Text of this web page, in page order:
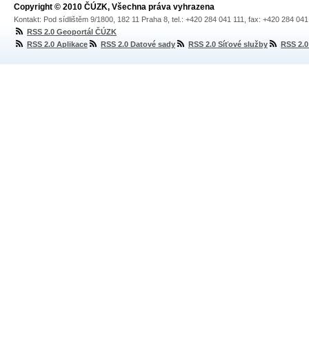
Copyright © 2010 ČÚZK, Všechna práva vyhrazena
Kontakt: Pod sídlištěm 9/1800, 182 11 Praha 8, tel.: +420 284 041 111, fax: +420 284
RSS 2.0 Geoportál ČÚZK
RSS 2.0 Aplikace
RSS 2.0 Datové sady RSS 2.0 Síťové služby RSS